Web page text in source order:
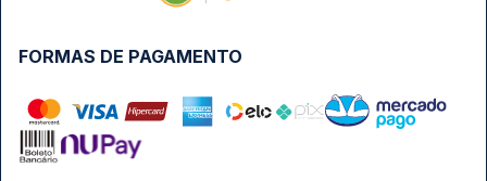
FORMAS DE PAGAMENTO